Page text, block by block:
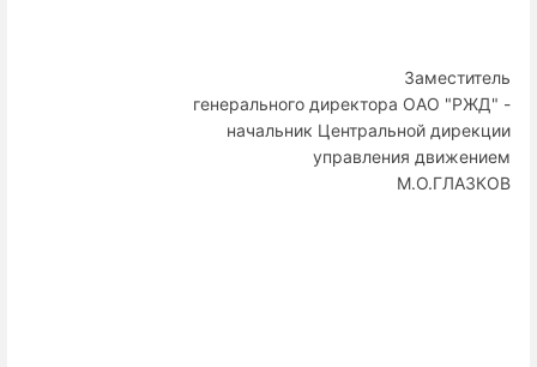
Заместитель
генерального директора ОАО "РЖД" -
начальник Центральной дирекции
управления движением
М.О.ГЛАЗКОВ